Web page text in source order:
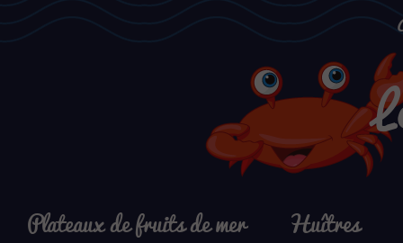
Plateaux de fruits de mer Huîtres